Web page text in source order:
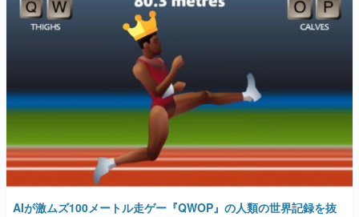
AIが激ムズ100メートル走ゲー『QWOP』の人類の世界記録を抜